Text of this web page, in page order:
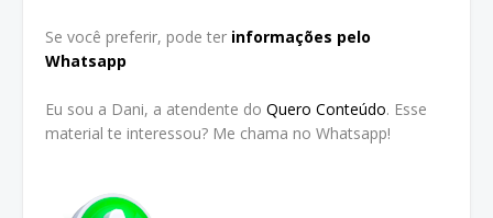
Se você preferir, pode ter informações pelo
Whatsapp
Eu sou a Dani, a atendente do Quero Conteúdo. Esse
material te interessou? Me chama no Whatsapp!